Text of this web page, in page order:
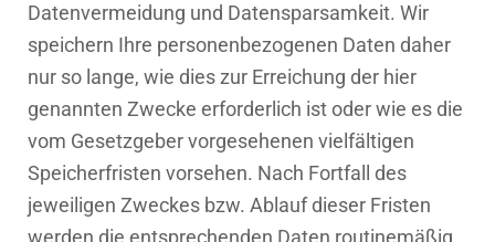
Datenvermeidung und Datensparsamkeit. Wir
speichern Ihre personenbezogenen Daten daher
nur so lange, wie dies zur Erreichung der hier
genannten Zwecke erforderlich ist oder wie es die
vom Gesetzgeber vorgesehenen vielfältigen
Speicherfristen vorsehen. Nach Fortfall des
jeweiligen Zweckes bzw. Ablauf dieser Fristen
werden die entsprechenden Daten routinemäßig